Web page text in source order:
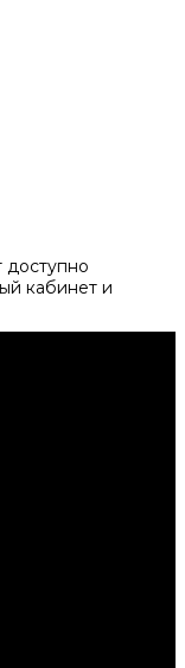
доступно
кабинет и